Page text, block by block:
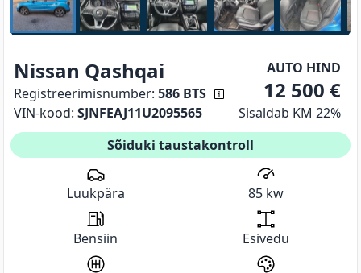
Nissan Qashqai
Registreerimisnumber: 586 BTS
VIN-kood: SJNFEAJ11U2095565
AUTO HIND
12 500 €
Sisaldab KM 22%
Sõiduki taustakontroll
Luukpära 85kw
Bensiin Esivedu